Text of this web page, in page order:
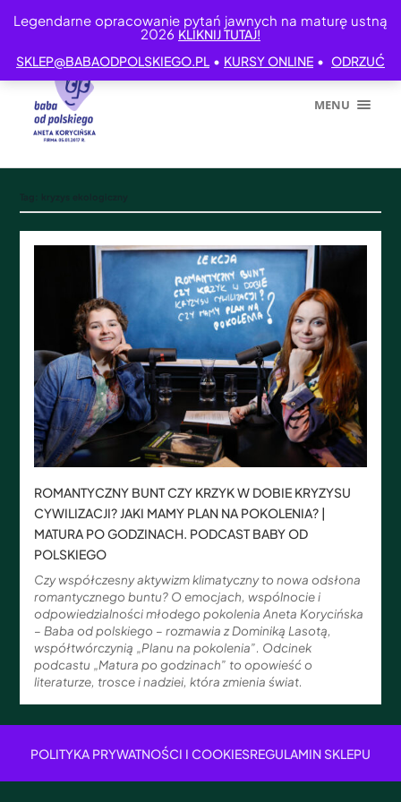
Legendarne opracowanie pytań jawnych na maturę ustną
2026 KLIKNIJ TUTAJ!
SKLEP@BABAODPOLSKIEGO.PL • KURSY ONLINE • ODRZUĆ
MENU
ROMANTYCZNY BUNT CZY KRZYK W DOBIE KRYZYSU
CYWILIZACJI? JAKI MAMY PLAN NA POKOLENIA? |
MATURA PO GODZINACH. PODCAST BABY OD
POLSKIEGO
Czy współczesny aktywizm klimatyczny to nowa odsłona
romantycznego buntu? O emocjach, wspólnocie i
odpowiedzialności młodego pokolenia Aneta Korycińska
– Baba od polskiego – rozmawia z Dominiką Lasotą,
współtwórczynią „Planu na pokolenia”. Odcinek
podcastu „Matura po godzinach” to opowieść o
literaturze, trosce i nadziei, która zmienia świat.
POLITYKA PRYWATNOŚCI I COOKIESREGULAMIN SKLEPU